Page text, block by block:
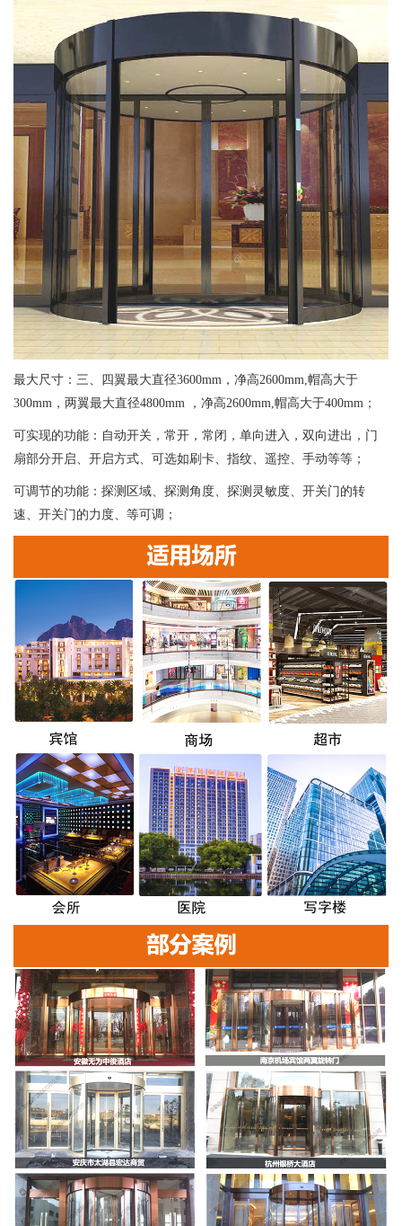
最大尺寸：三、四翼最大直径3600mm，净高2600mm,帽高大于
300mm，两翼最大直径4800mm ，净高2600mm,帽高大于400mm；
可实现的功能：自动开关，常开，常闭，单向进入，双向进出，门
扇部分开启、开启方式、可选如刷卡、指纹、遥控、手动等等；
可调节的功能：探测区域、探测角度、探测灵敏度、开关门的转
速、开关门的力度、等可调；